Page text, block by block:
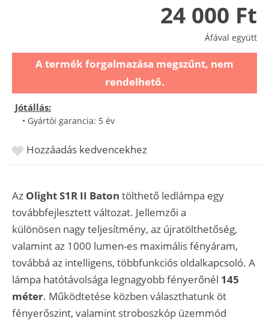
24 000 Ft
Áfával együtt
A termék forgalmazása megszűnt, nem
rendelhető.
Jótállás:
• Gyártói garancia: 5 év
Hozzáadás kedvencekhez
Az Olight S1R II Baton tölthető ledlámpa egy
továbbfejlesztett változat. Jellemzői a
különösen nagy teljesítmény, az újratölthetőség,
valamint az 1000 lumen-es maximális fényáram,
továbbá az intelligens, többfunkciós oldalkapcsoló. A
lámpa hatótávolsága legnagyobb fényerőnél 145
méter. Működtetése közben választhatunk öt
fényerőszint, valamint stroboszkóp üzemmód